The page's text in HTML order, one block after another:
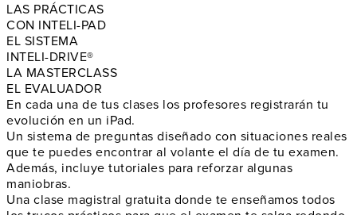
LAS PRÁCTICAS
CON INTELI-PAD
EL SISTEMA
INTELI-DRIVE®
LA MASTERCLASS
EL EVALUADOR
En cada una de tus clases los profesores registrarán tu
evolución en un iPad.
Un sistema de preguntas diseñado con situaciones reales
que te puedes encontrar al volante el día de tu examen.
Además, incluye tutoriales para reforzar algunas
maniobras.
Una clase magistral gratuita donde te enseñamos todos